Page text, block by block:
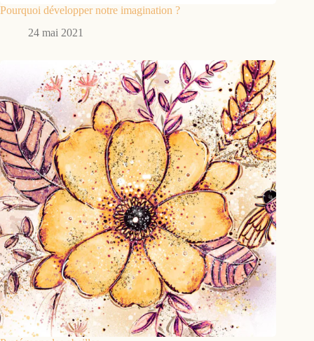
Pourquoi développer notre imagination ?
24 mai 2021